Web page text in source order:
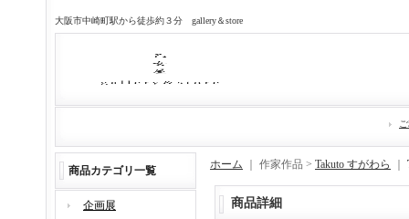
大阪市中崎町駅から徒歩約３分 gallery＆store
商品カテゴリ一覧
企画展
ホーム ｜ 作家作品 > Takuto すがわら
商品詳細